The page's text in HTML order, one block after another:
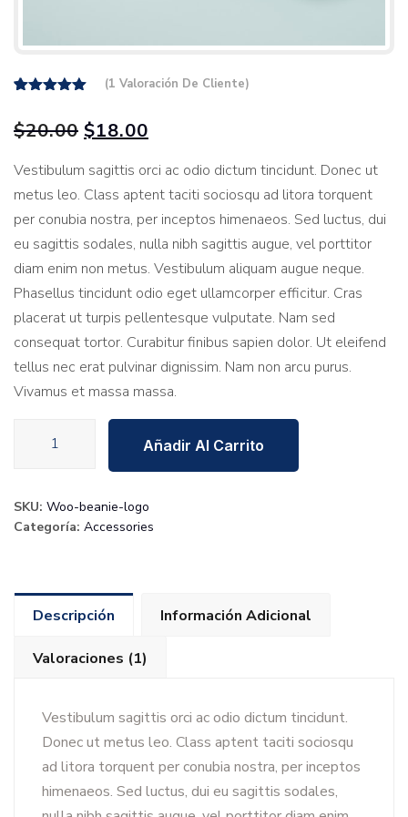
5 basado
de cliente
(1 Valoración De Cliente)
$20.00 Original
was:
$20.00.
$18.00
is:
$18.00.
Vestibulum sagittis orci ac odio dictum tincidunt. Donec ut
metus leo. Class aptent taciti sociosqu ad litora torquent
per conubia nostra, per inceptos himenaeos. Sed luctus, dui
eu sagittis sodales, nulla nibh sagittis augue, vel porttitor
diam enim non metus. Vestibulum aliquam augue neque.
Phasellus tincidunt odio eget ullamcorper efficitur. Cras
placerat ut turpis pellentesque vulputate. Nam sed
consequat tortor. Curabitur finibus sapien dolor. Ut eleifend
tellus nec erat pulvinar dignissim. Nam non arcu purus.
Vivamus et massa massa.
Machine
Añadir Al Carrito
SKU: Woo-beanie-logo
Categoría: Accessories
Descripción Información Adicional
Valoraciones (1)
Vestibulum sagittis orci ac odio dictum tincidunt.
Donec ut metus leo. Class aptent taciti sociosqu
ad litora torquent per conubia nostra, per inceptos
himenaeos. Sed luctus, dui eu sagittis sodales,